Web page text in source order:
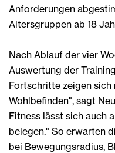
Anforderungen
Altersgruppen ab 18
Nach Ablauf der vier
Auswertung der
Fortschritte zeigen
Wohlbefinden", sagt
Fitness lässt sich auch
belegen." So erwarten
bei Bewegungsradius,